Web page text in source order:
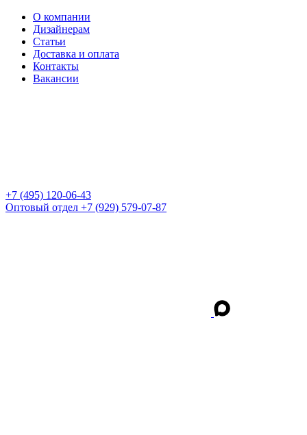
О компании
Дизайнерам
Статьи
Доставка и оплата
Контакты
Вакансии
+7 (495) 120-06-43
Оптовый отдел +7 (929) 579-07-87